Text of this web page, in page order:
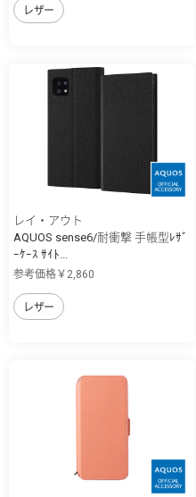
レザー
レイ・アウト
AQUOS sense6/耐衝撃 手帳型ﾚｻﾞ
ｰｹｰｽ ｻｲﾄ...
参考価格￥2,860
レザー